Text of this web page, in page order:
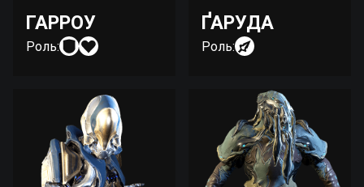
ГАРРОУ
Роль:
ҐАРУДА
Роль: